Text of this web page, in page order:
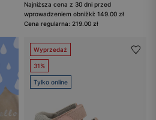
Najniższa cena z 30 dni przed
wprowadzeniem obniżki: 149.00 zł
Cena regularna: 219.00 zł
Wyprzedaż
31%
Tylko online